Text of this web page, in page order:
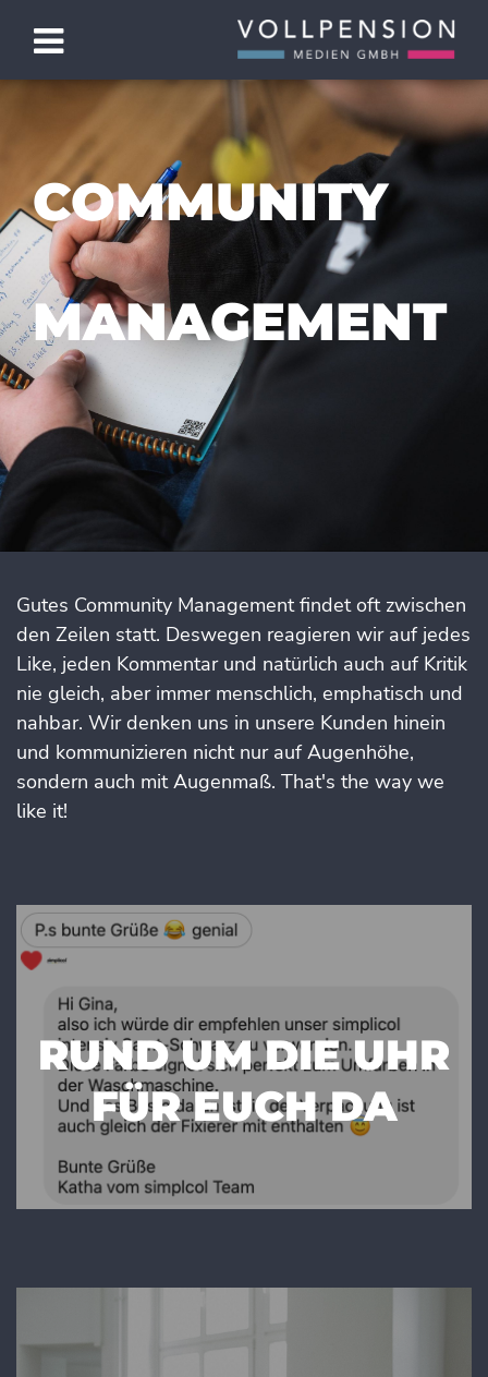
COMMUNITY
MANAGEMENT
Gutes Community Management findet oft zwischen
den Zeilen statt. Deswegen reagieren wir auf jedes
Like, jeden Kommentar und natürlich auch auf Kritik
nie gleich, aber immer menschlich, emphatisch und
nahbar. Wir denken uns in unsere Kunden hinein
und kommunizieren nicht nur auf Augenhöhe,
sondern auch mit Augenmaß. That's the way we
like it!
RUND UM DIE UHR
FÜR EUCH DA